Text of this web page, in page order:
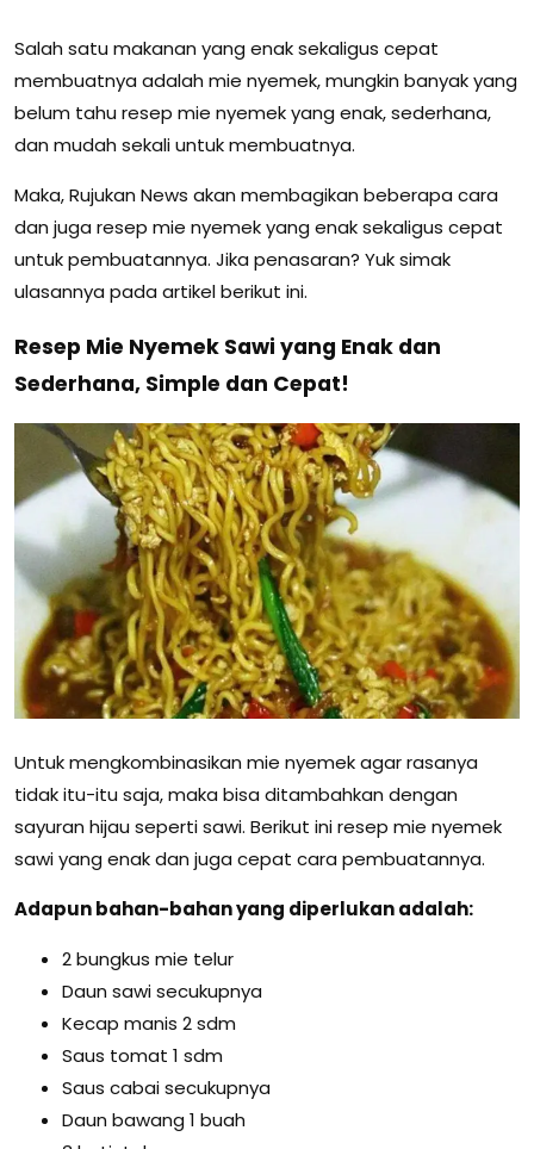
Salah satu makanan yang enak sekaligus cepat
membuatnya adalah mie nyemek, mungkin banyak yang
belum tahu resep mie nyemek yang enak, sederhana,
dan mudah sekali untuk membuatnya.
Maka, Rujukan News akan membagikan beberapa cara
dan juga resep mie nyemek yang enak sekaligus cepat
untuk pembuatannya. Jika penasaran? Yuk simak
ulasannya pada artikel berikut ini.
Resep Mie Nyemek Sawi yang Enak dan
Sederhana, Simple dan Cepat!
Untuk mengkombinasikan mie nyemek agar rasanya
tidak itu-itu saja, maka bisa ditambahkan dengan
sayuran hijau seperti sawi. Berikut ini resep mie nyemek
sawi yang enak dan juga cepat cara pembuatannya.
Adapun bahan-bahan yang diperlukan adalah:
2 bungkus mie telur
Daun sawi secukupnya
Kecap manis 2 sdm
Saus tomat 1 sdm
Saus cabai secukupnya
Daun bawang 1 buah